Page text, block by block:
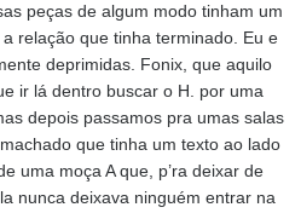
peças de algum modo tinham um
relação que tinha terminado. Eu e
deprimidas. Fonix, que aquilo
ir lá dentro buscar o H. por uma
depois passamos pra umas salas
que tinha um texto ao lado
uma moça A que, p’ra deixar de
nunca deixava ninguém entrar na